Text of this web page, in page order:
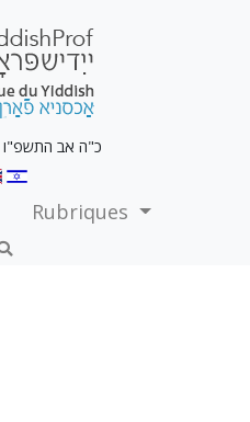
כ"ה אב התשפ"ו - 08/08/
Rubriques